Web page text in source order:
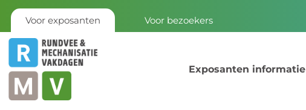
Voor exposanten Voor bezoekers
Exposanten informatie